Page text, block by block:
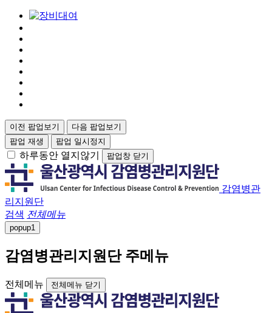
이전 팝업보기
다음 팝업보기
팝업 재생
팝업 일시정지
하루동안 열지않기 팝업창 닫기
감염병관
리지원단
검색 전체메뉴
popup1
감염병관리지원단 주메뉴
전체메뉴 전체메뉴 닫기